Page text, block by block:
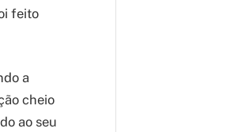
feito
a
cheio
ao seu